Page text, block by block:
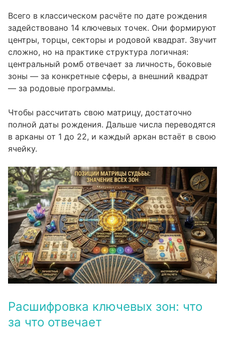
12 Как проработать зоны, которые «не
работают»
Всего в классическом расчёте по дате рождения
задействовано 14 ключевых точек. Они формируют
центры, торцы, секторы и родовой квадрат. Звучит
сложно, но на практике структура логичная:
центральный ромб отвечает за личность, боковые
зоны — за конкретные сферы, а внешний квадрат
— за родовые программы.
Чтобы рассчитать свою матрицу, достаточно
полной даты рождения. Дальше числа переводятся
в арканы от 1 до 22, и каждый аркан встаёт в свою
ячейку.
Расшифровка ключевых зон: что
за что отвечает